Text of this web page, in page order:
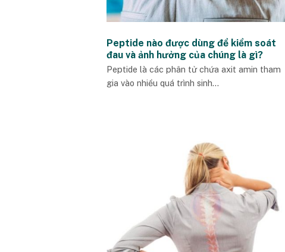
Peptide nào được dùng để kiểm soát
đau và ảnh hưởng của chúng là gì?
Peptide là các phân tử chứa axit amin tham
gia vào nhiều quá trình sinh...